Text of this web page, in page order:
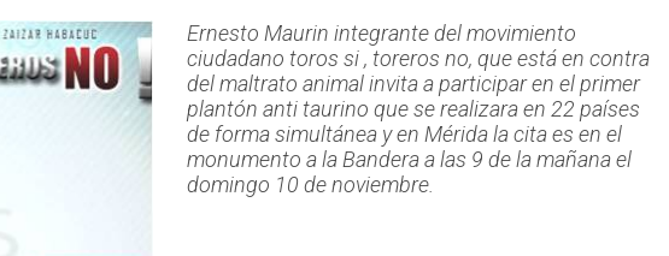
Ernesto Maurin integrante del movimiento
ciudadano toros si , toreros no, que está en contra
del maltrato animal invita a participar en el primer
plantón anti taurino que se realizara en 22 países
de forma simultánea y en Mérida la cita es en el
monumento a la Bandera a las 9 de la mañana el
domingo 10 de noviembre.